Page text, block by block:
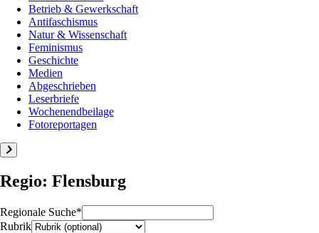
Betrieb & Gewerkschaft
Antifaschismus
Natur & Wissenschaft
Feminismus
Geschichte
Medien
Abgeschrieben
Leserbriefe
Wochenendbeilage
Fotoreportagen
Regio: Flensburg
Regionale Suche*
Rubrik